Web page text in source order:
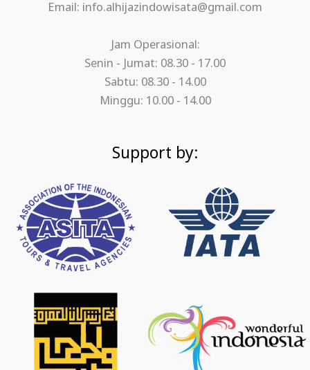
Email: info.alhijazindowisata@gmail.com
Jam Operasional:
Senin - Jumat: 08.30 - 17.00
Sabtu: 08.30 - 14.00
Minggu: 10.00 - 14.00
Support by: